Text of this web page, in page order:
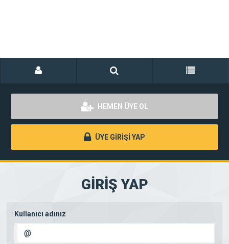
HEMEN ÜYE OL
ÜYE GİRİŞİ YAP
GİRİŞ YAP
Kullanıcı adınız
@